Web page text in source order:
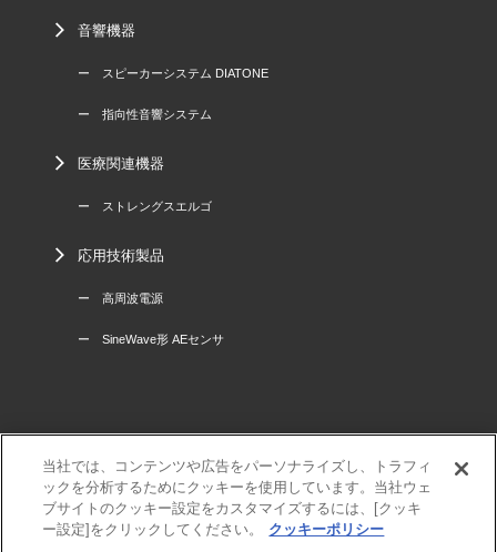
音響機器
ー スピーカーシステム DIATONE
ー 指向性音響システム
医療関連機器
ー ストレングスエルゴ
応用技術製品
ー 高周波電源
ー SineWave形 AEセンサ
三菱電機
利用規程
個人情報保護方針
当社では、コンテンツや広告をパーソナライズし、トラフィ
ックを分析するためにクッキーを使用しています。当社ウェ
ブサイトのクッキー設定をカスタマイズするには、[クッキ
ー設定]をクリックしてください。
クッキーポリシー